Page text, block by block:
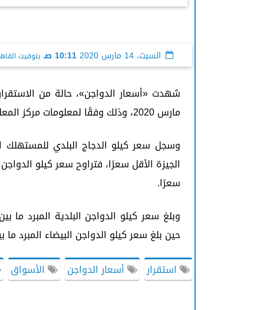
السبت، 14 مارس 2020 10:11 صـ بتوقيت
مارس 2020، وذلك وفقًا لمعلومات مركز المعلومات ودعم اتخاذ القرار، التابع لمجلس الوزراء.
سعرًا.
حين بلغ سعر كيلو الدواجن البيضاء المبرد ما بين 28 إلى 42 جنيهًا، وكانت محافظة البحر الأحمر
استقرار
أسعار الدواجن الأسواق